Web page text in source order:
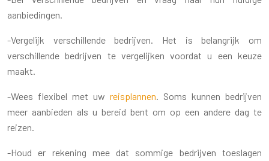
aanbiedingen.
-Vergelijk verschillende bedrijven. Het is belangrijk om
verschillende bedrijven te vergelijken voordat u een keuze
maakt.
-Wees flexibel met uw reisplannen. Soms kunnen bedrijven
meer aanbieden als u bereid bent om op een andere dag te
reizen.
-Houd er rekening mee dat sommige bedrijven toeslagen